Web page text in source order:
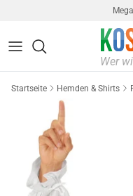
Startseite Hemden & Shirts